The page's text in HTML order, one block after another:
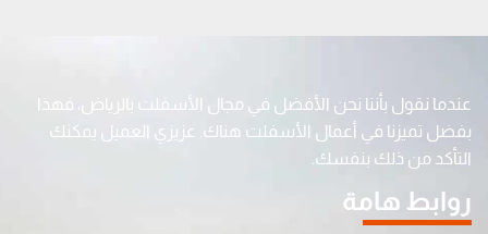
عندما نقول بأننا نحن الأفضل في مجال الأسفلت بالرياض، فهذا
بفضل تميزنا في أعمال الأسفلت هناك. عزيزي العميل يمكنك
التأكد من ذلك بنفسك.
روابط هامة